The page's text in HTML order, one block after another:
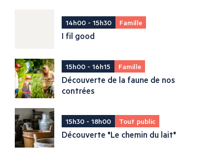
14h00 - 15h30 Famille
I fil good
15h00 - 16h15 Famille
Découverte de la faune de nos
contrées
15h30 - 18h00 Tout public
Découverte "Le chemin du lait"